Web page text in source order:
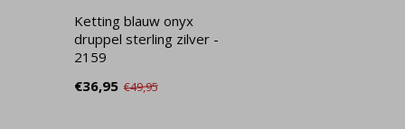
Ketting blauw onyx
druppel sterling zilver -
2159
€36,95 €49,95